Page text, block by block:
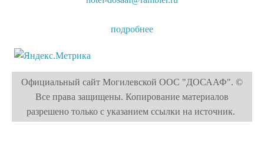
подробнее
Официальный сайт Могилевской ООС "ДОСААФ". ©
Все права защищены. Копирование материалов
разрешено только с указанием ссылки на источник.